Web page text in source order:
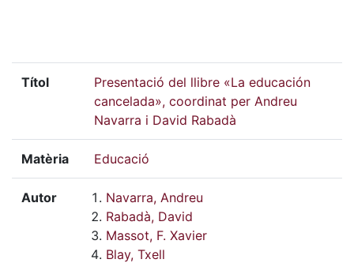
Títol
Presentació del llibre «La educación
cancelada», coordinat per Andreu
Navarra i David Rabadà
Matèria Educació
Autor
Navarra, Andreu
Rabadà, David
Massot, F. Xavier
Blay, Txell